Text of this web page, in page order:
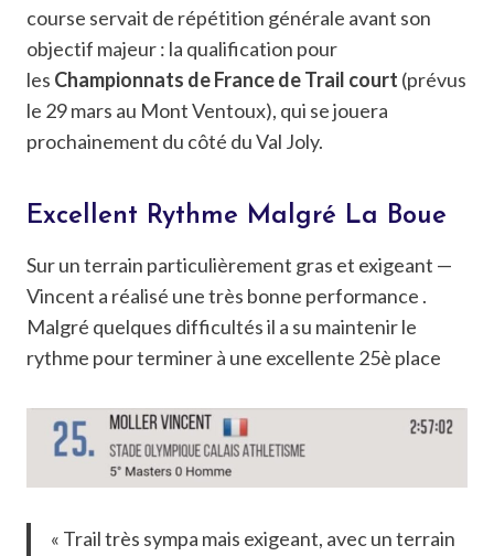
course servait de répétition générale avant son
objectif majeur : la qualification pour
les Championnats de France de Trail court (prévus
le 29 mars au Mont Ventoux), qui se jouera
prochainement du côté du Val Joly.
Excellent Rythme Malgré La Boue
Sur un terrain particulièrement gras et exigeant —
Vincent a réalisé une très bonne performance .
Malgré quelques difficultés il a su maintenir le
rythme pour terminer à une excellente 25è place
« Trail très sympa mais exigeant, avec un terrain